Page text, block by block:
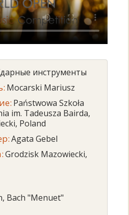
инструменты
Mocarski Mariusz
Państwowa Szkoła
im. Tadeusza Bairda,
Poland
Agata Gebel
Grodzisk Mazowiecki,
Bach "Menuet"